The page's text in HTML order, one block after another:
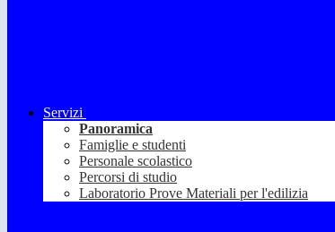
Servizi
Panoramica
Famiglie e studenti
Personale scolastico
Percorsi di studio
Laboratorio Prove Materiali per l'edilizia